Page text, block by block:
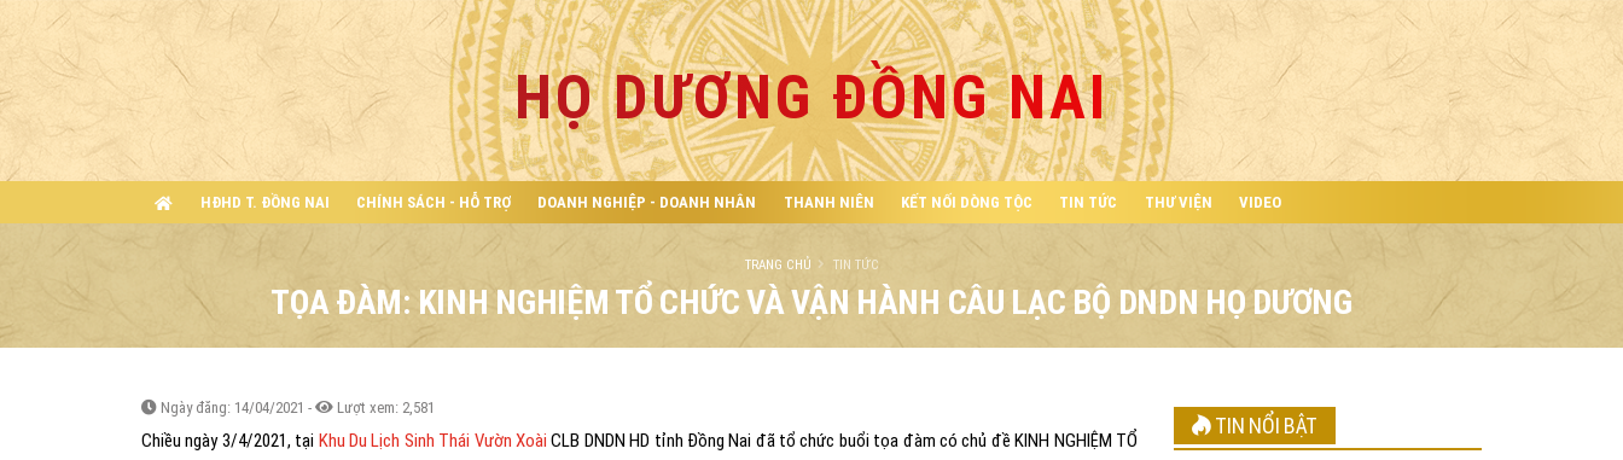
HỌ DƯƠNG ĐỒNG NAI
HĐHD T. ĐỒNG NAI CHÍNH SÁCH - HỖ TRỢ DOANH NGHIỆP - DOANH NHÂN THANH NIÊN KẾT NỐI DÒNG TỘC TIN TỨC THƯ VIỆN VIDEO
TỌA ĐÀM: KINH NGHIỆM TỔ CHỨC VÀ VẬN HÀNH CÂU LẠC BỘ DNDN HỌ DƯƠNG
TRANG CHỦ TIN TỨC
Ngày đăng: 14/04/2021 - Lượt xem: 2,581
Chiều ngày 3/4/2021, tại Khu Du Lịch Sinh Thái Vườn Xoài CLB DNDN HD tỉnh Đồng Nai đã tổ chức buổi tọa đàm có chủ đề KINH NGHIỆM TỔ
TIN NỔI BẬT